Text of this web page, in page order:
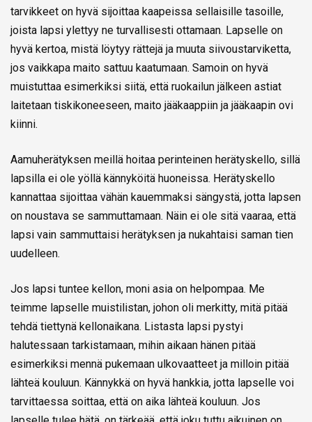
tarvikkeet on hyvä sijoittaa kaapeissa sellaisille tasoille,
joista lapsi ylettyy ne turvallisesti ottamaan. Lapselle on
hyvä kertoa, mistä löytyy rättejä ja muuta siivoustarviketta,
jos vaikkapa maito sattuu kaatumaan. Samoin on hyvä
muistuttaa esimerkiksi siitä, että ruokailun jälkeen astiat
laitetaan tiskikoneeseen, maito jääkaappiin ja jääkaapin ovi
kiinni.
Aamuherätyksen meillä hoitaa perinteinen herätyskello, sillä
lapsilla ei ole yöllä kännyköitä huoneissa. Herätyskello
kannattaa sijoittaa vähän kauemmaksi sängystä, jotta lapsen
on noustava se sammuttamaan. Näin ei ole sitä vaaraa, että
lapsi vain sammuttaisi herätyksen ja nukahtaisi saman tien
uudelleen.
Jos lapsi tuntee kellon, moni asia on helpompaa. Me
teimme lapselle muistilistan, johon oli merkitty, mitä pitää
tehdä tiettynä kellonaikana. Listasta lapsi pystyi
halutessaan tarkistamaan, mihin aikaan hänen pitää
esimerkiksi mennä pukemaan ulkovaatteet ja milloin pitää
lähteä kouluun. Kännykkä on hyvä hankkia, jotta lapselle voi
tarvittaessa soittaa, että on aika lähteä kouluun. Jos